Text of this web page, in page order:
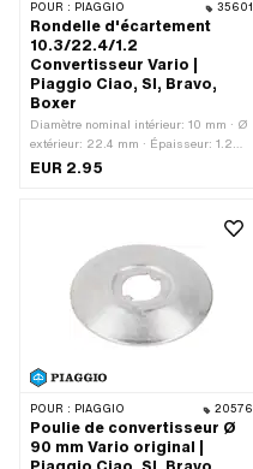
POUR : PIAGGIO 35601
Rondelle d'écartement
10.3/22.4/1.2
Convertisseur Vario |
Piaggio Ciao, SI, Bravo,
Boxer
Diamètre nominal intérieur: 10 mm · Ø
extérieur: 22.4 mm · Épaisseur: 1.2
mm · Matériau: Acier · Surface: bruni ·
EUR 2.95
POUR : PIAGGIO 20576
Poulie de convertisseur Ø
90 mm Vario original |